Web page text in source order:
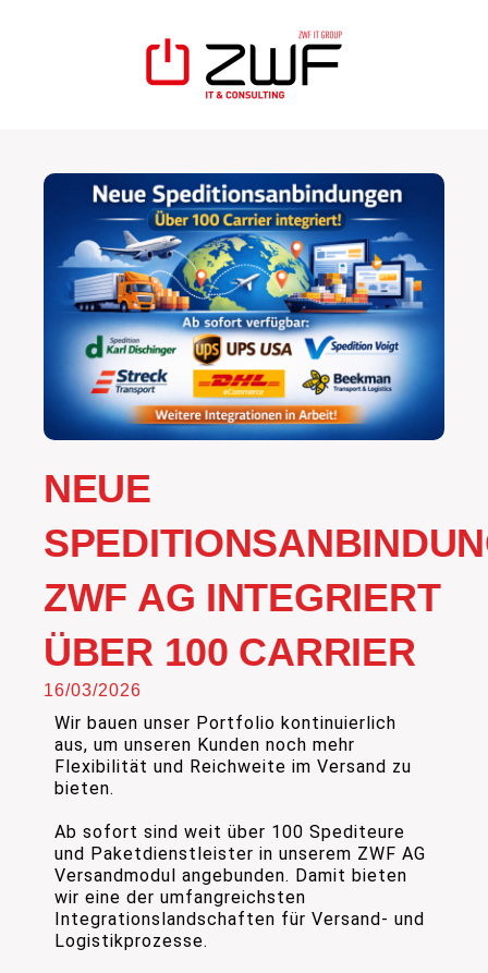
NEUE
ZWF AG INTEGRIERT
ÜBER 100 CARRIER
16/03/2026
Wir bauen unser Portfolio kontinuierlich
aus, um unseren Kunden noch mehr
Flexibilität und Reichweite im Versand zu
bieten.
Ab sofort sind weit über 100 Spediteure
und Paketdienstleister in unserem ZWF AG
Versandmodul angebunden. Damit bieten
wir eine der umfangreichsten
Integrationslandschaften für Versand- und
Logistikprozesse.